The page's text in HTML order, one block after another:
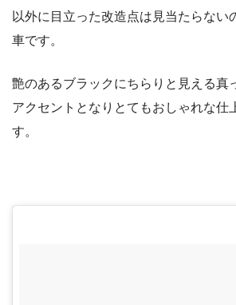
以外に目立った改造点は見当たらない
車です。
艶のあるブラックにちらりと見える真
アクセントとなりとてもおしゃれな仕
す。